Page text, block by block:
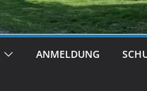
ANMELDUNG